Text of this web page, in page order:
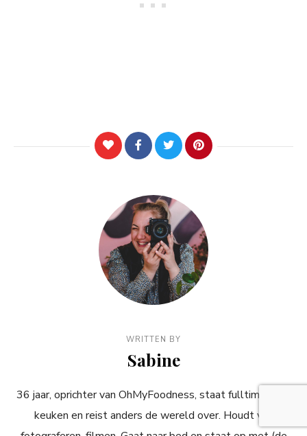
WRITTEN BY
Sabine
36 jaar, oprichter van OhMyFoodness, staat fulltime in de
keuken en reist anders de wereld over. Houdt van